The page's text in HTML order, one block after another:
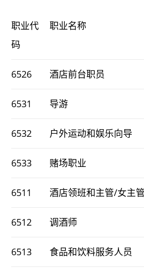
职业代
码
职业名称
6526 酒店前台职员
6531 导游
6532 户外运动和娱乐向导
6533 赌场职业
6511 酒店领班和主管/女主管
6512 调酒师
6513 食品和饮料服务人员